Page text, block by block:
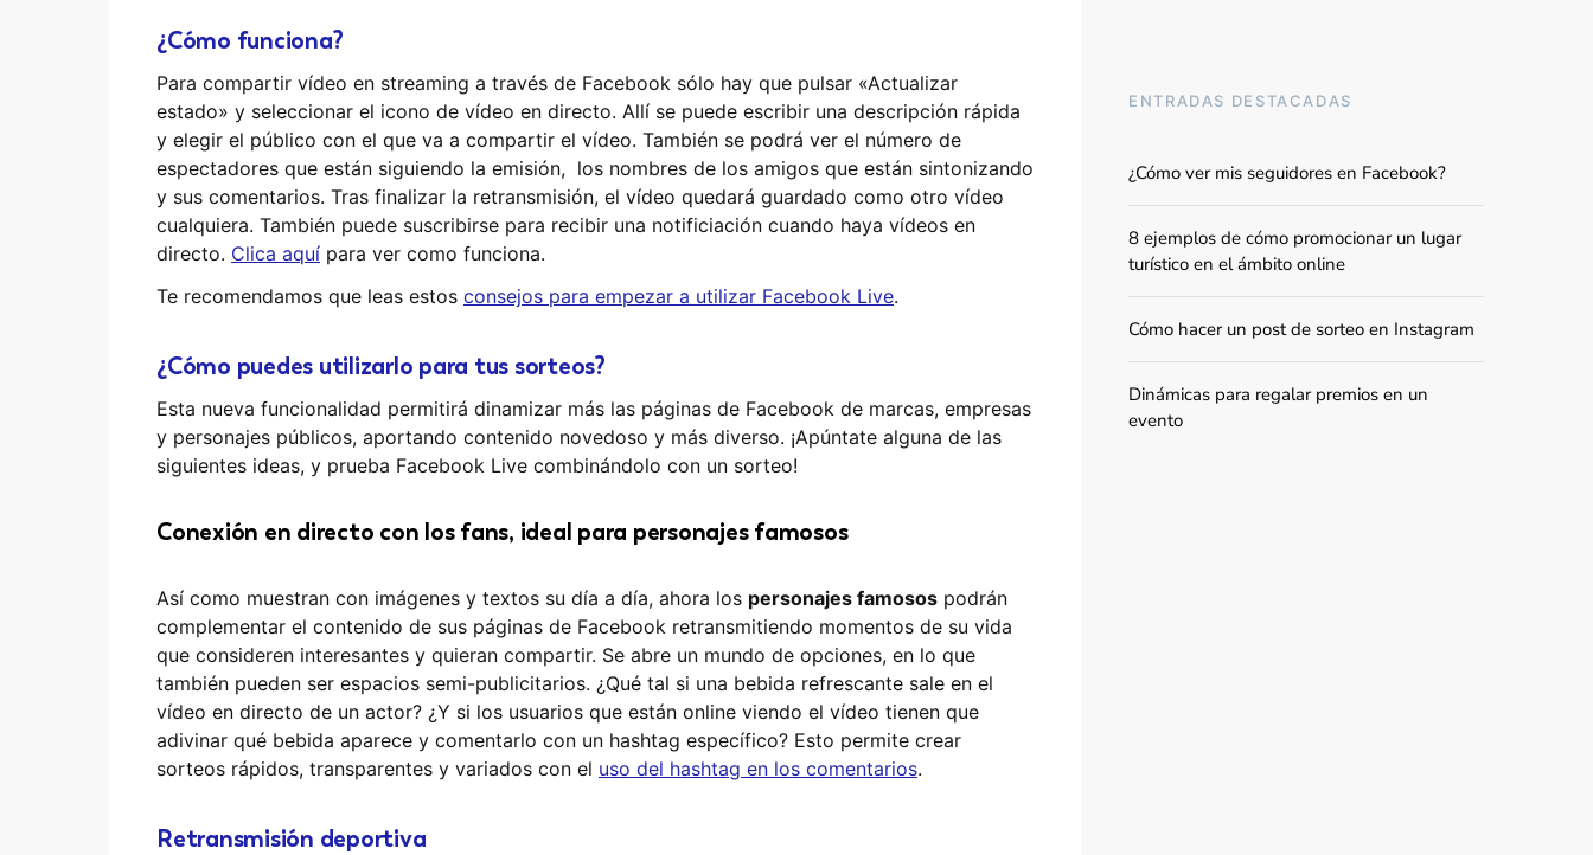
¿Cómo funciona?
Para compartir vídeo en streaming a través de Facebook sólo hay que pulsar «Actualizar
estado» y seleccionar el icono de vídeo en directo. Allí se puede escribir una descripción rápida
y elegir el público con el que va a compartir el vídeo. También se podrá ver el número de
espectadores que están siguiendo la emisión, los nombres de los amigos que están sintonizando
y sus comentarios. Tras finalizar la retransmisión, el vídeo quedará guardado como otro vídeo
cualquiera. También puede suscribirse para recibir una notificiación cuando haya vídeos en
directo. Clica aquí para ver como funciona.
Te recomendamos que leas estos consejos para empezar a utilizar Facebook Live.
¿Cómo puedes utilizarlo para tus sorteos?
Esta nueva funcionalidad permitirá dinamizar más las páginas de Facebook de marcas, empresas
y personajes públicos, aportando contenido novedoso y más diverso. ¡Apúntate alguna de las
siguientes ideas, y prueba Facebook Live combinándolo con un sorteo!
Conexión en directo con los fans, ideal para personajes famosos
Así como muestran con imágenes y textos su día a día, ahora los personajes famosos podrán
complementar el contenido de sus páginas de Facebook retransmitiendo momentos de su vida
que consideren interesantes y quieran compartir. Se abre un mundo de opciones, en lo que
también pueden ser espacios semi-publicitarios. ¿Qué tal si una bebida refrescante sale en el
vídeo en directo de un actor? ¿Y si los usuarios que están online viendo el vídeo tienen que
adivinar qué bebida aparece y comentarlo con un hashtag específico? Esto permite crear
sorteos rápidos, transparentes y variados con el uso del hashtag en los comentarios.
Retransmisión deportiva
ENTRADAS DESTACADAS
¿Cómo ver mis seguidores en Facebook?
8 ejemplos de cómo promocionar un lugar
turístico en el ámbito online
Cómo hacer un post de sorteo en Instagram
Dinámicas para regalar premios en un
evento